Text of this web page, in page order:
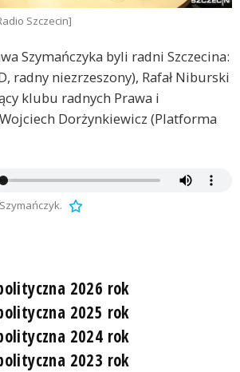
Szczecin]
Szymańczyka byli radni Szczecina:
radny niezrzeszony), Rafał Niburski
klubu radnych Prawa i
Dorżynkiewicz (Platforma
2026 rok
2025 rok
2024 rok
2023 rok